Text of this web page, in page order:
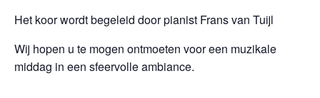
Het koor wordt begeleid door pianist Frans van Tuijl
Wij hopen u te mogen ontmoeten voor een muzikale
middag in een sfeervolle ambiance.